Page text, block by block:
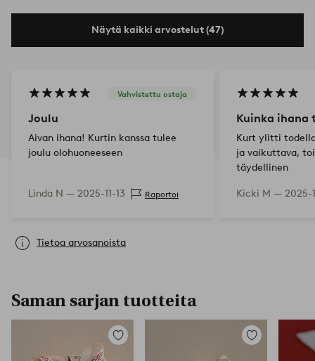
Näytä kaikki arvostelut (47)
Vahvistettu ostaja
Joulu
Aivan ihana! Kurtin kanssa tulee
joulu olohuoneeseen
Linda N — 2025-11-13 Raportoi
Kuinka ihana
Kurt ylitti
ja vaikuttava,
täydellinen
Kicki M — 2025-
Tietoa arvosanoista
Saman sarjan tuotteita
Lisää
Lisää